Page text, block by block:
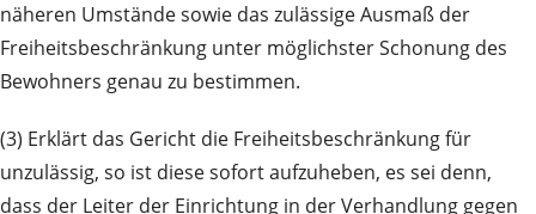
näheren Umstände sowie das zulässige Aus­maß der
Freiheits­be­schränkung unter möglichster Schonung des
Bewohners genau zu bestimmen.
(3) Erklärt das Gericht die Freiheitsbeschränkung für
unzulässig, so ist diese sofort aufzuheben, es sei denn,
dass der Leiter der Einrichtung in der Verhandlung gegen